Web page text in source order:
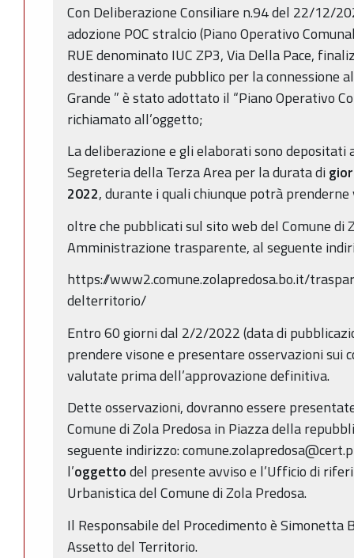
Con Deliberazione Consiliare n.94 del 22/12/
adozione POC stralcio (Piano Operativo
RUE denominato IUC ZP3, Via Della Pace,
destinare a verde pubblico per la connessione
Grande ” è stato adottato il “Piano Operativo
richiamato all’oggetto;
La deliberazione e gli elaborati sono depositati
Segreteria della Terza Area per la durata di
2022, durante i quali chiunque potrà
oltre che pubblicati sul sito web del Comune di
Amministrazione trasparente, al seguente
https://www2.comune.zolapredosa.bo.it/
delterritorio/
Entro 60 giorni dal 2/2/2022 (data di
prendere visone e presentare osservazioni sui
valutate prima dell’approvazione definitiva.
Dette osservazioni, dovranno essere
Comune di Zola Predosa in Piazza della
seguente indirizzo:
l’oggettodel presente avviso e l’Ufficio di
Urbanistica del Comune di Zola Predosa.
Il Responsabile del Procedimento è Simonetta
Assetto del Territorio.